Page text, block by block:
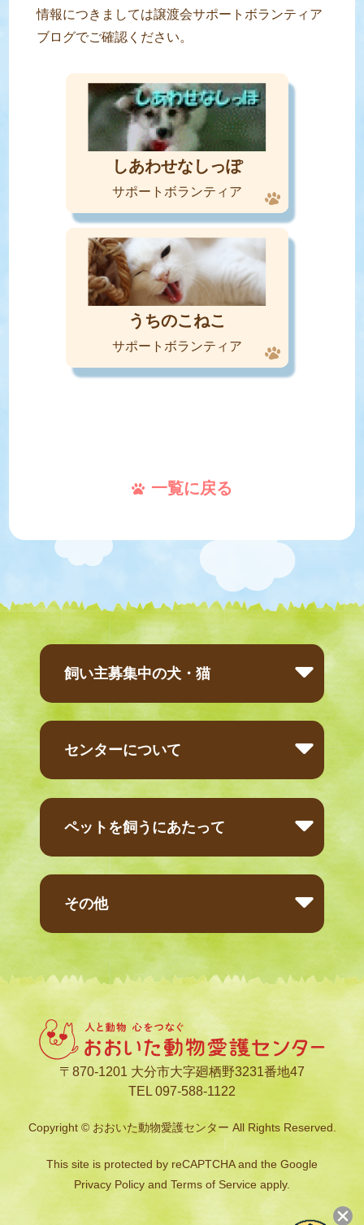
情報につきましては譲渡会サポートボランティア
ブログでご確認ください。
しあわせなしっぽ
サポートボランティア
うちのこねこ
サポートボランティア
一覧に戻る
飼い主募集中の犬・猫
センターについて
ペットを飼うにあたって
その他
〒870-1201 大分市大字廻栖野3231番地47
TEL 097-588-1122
Copyright © おおいた動物愛護センター All Rights Reserved.
This site is protected by reCAPTCHA and the Google
Privacy Policyand Terms of Service apply.